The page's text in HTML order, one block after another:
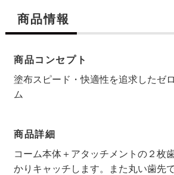
商品情報
商品コンセプト
塗布スピード・快適性を追求したゼ
ム
商品詳細
コーム本体＋アタッチメントの２枚
かりキャッチします。また丸い歯先